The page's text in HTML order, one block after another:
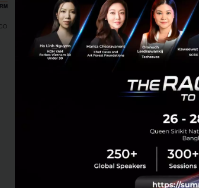
About Techsauce
Techsauce Services
Privacy Policy
ส่งบทความ
Techsauce Global Summit